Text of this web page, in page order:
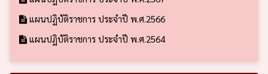
แผนปฏิบัติราชการ ประจำปี พ.ศ.2566
แผนปฏิบัติราชการ ประจำปี พ.ศ.2564